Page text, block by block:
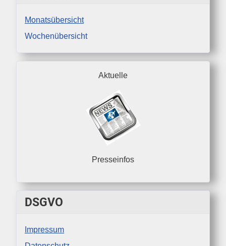
Monatsübersicht
Wochenübersicht
Aktuelle
Presseinfos
DSGVO
Impressum